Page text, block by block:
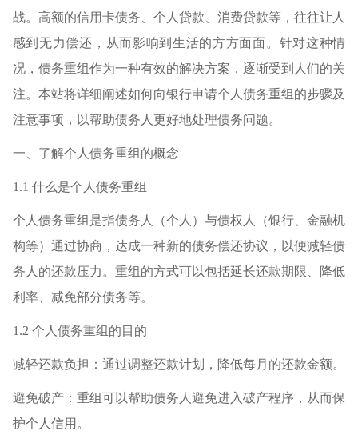
战。高额的信用卡债务、个人贷款、消费贷款等，往往让人
感到无力偿还，从而影响到生活的方方面面。针对这种情
况，债务重组作为一种有效的解决方案，逐渐受到人们的关
注。本站将详细阐述如何向银行申请个人债务重组的步骤及
注意事项，以帮助债务人更好地处理债务问题。
一、了解个人债务重组的概念
1.1 什么是个人债务重组
个人债务重组是指债务人（个人）与债权人（银行、金融机
构等）通过协商，达成一种新的债务偿还协议，以便减轻债
务人的还款压力。重组的方式可以包括延长还款期限、降低
利率、减免部分债务等。
1.2 个人债务重组的目的
减轻还款负担：通过调整还款计划，降低每月的还款金额。
避免破产：重组可以帮助债务人避免进入破产程序，从而保
护个人信用。